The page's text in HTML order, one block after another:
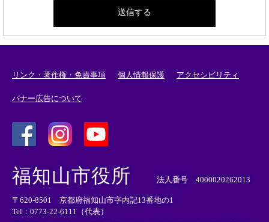
リンク・著作権・免責事項 個人情報保護 アクセシビリティ
バナー広告について
外
部
リ
ン
ク
外
リ
ン
ク
外
部
ン
ク
福知山市役所 法人番号 4000020262013
〒620-8501 京都府福知山市字内記13番地の1
Tel：0773-22-6111（代表）